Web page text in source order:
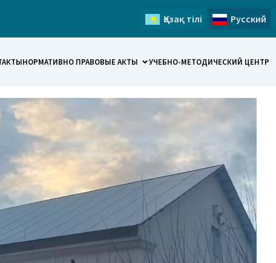
Қазақ тілі Русский
НОРМАТИВНО ПРАВОВЫЕ АКТЫ УЧЕБНО-МЕТОДИЧЕСКИЙ ЦЕНТР